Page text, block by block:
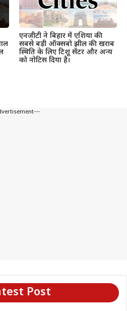
एनजीटी ने बिहार में एशिया की
सबसे बड़ी ऑक्सबो झील की खराब
स्थिति के लिए टिशू सेंटर और अन्य
को नोटिस दिया है।
Post